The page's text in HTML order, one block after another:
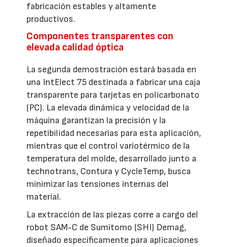
fabricación estables y altamente
productivos.
Componentes transparentes con
elevada calidad óptica
La segunda demostración estará basada en
una IntElect 75 destinada a fabricar una caja
transparente para tarjetas en policarbonato
(PC). La elevada dinámica y velocidad de la
máquina garantizan la precisión y la
repetibilidad necesarias para esta aplicación,
mientras que el control variotérmico de la
temperatura del molde, desarrollado junto a
technotrans, Contura y CycleTemp, busca
minimizar las tensiones internas del
material.
La extracción de las piezas corre a cargo del
robot SAM-C de Sumitomo (SHI) Demag,
diseñado específicamente para aplicaciones